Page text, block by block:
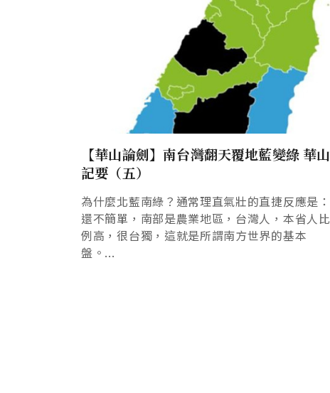
【華山論劍】南台灣翻天覆地藍變綠 華山
記要（五）
為什麼北藍南綠？通常理直氣壯的直捷反應是：
還不簡單，南部是農業地區，台灣人，本省人比
例高，很台獨，這就是所謂南方世界的基本
盤。...